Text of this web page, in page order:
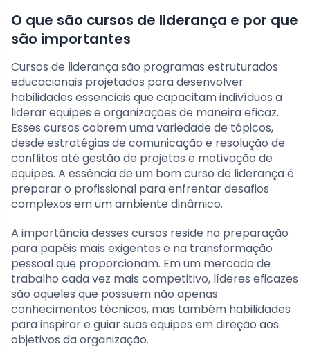
O que são cursos de liderança e por que
são importantes
Cursos de liderança são programas estruturados
educacionais projetados para desenvolver
habilidades essenciais que capacitam indivíduos a
liderar equipes e organizações de maneira eficaz.
Esses cursos cobrem uma variedade de tópicos,
desde estratégias de comunicação e resolução de
conflitos até gestão de projetos e motivação de
equipes. A essência de um bom curso de liderança é
preparar o profissional para enfrentar desafios
complexos em um ambiente dinâmico.
A importância desses cursos reside na preparação
para papéis mais exigentes e na transformação
pessoal que proporcionam. Em um mercado de
trabalho cada vez mais competitivo, líderes eficazes
são aqueles que possuem não apenas
conhecimentos técnicos, mas também habilidades
para inspirar e guiar suas equipes em direção aos
objetivos da organização.